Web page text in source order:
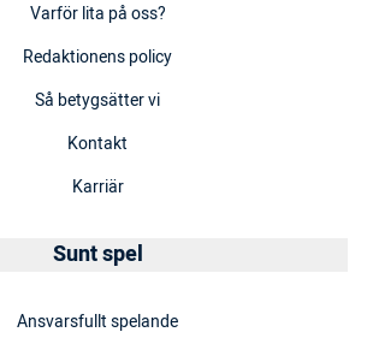
Varför lita på oss?
Redaktionens policy
Så betygsätter vi
Kontakt
Karriär
Sunt spel
Ansvarsfullt spelande